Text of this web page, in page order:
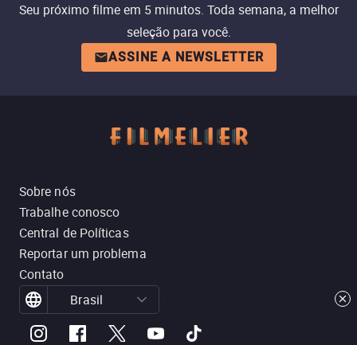
Seu próximo filme em 5 minutos. Toda semana, a melhor
seleção para você.
ASSINE A NEWSLETTER
Sobre nós
Trabalhe conosco
Central de Políticas
Reportar um problema
Contato
Brasil